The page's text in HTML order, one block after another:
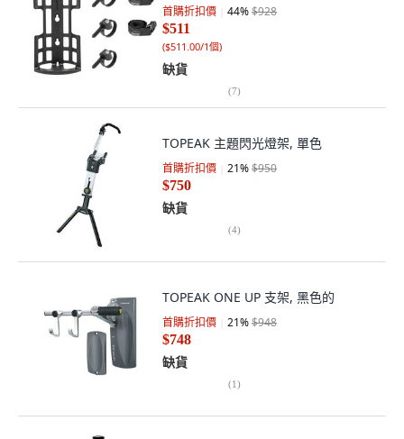
首購折扣價 44%$928
$511
($511.00/1個)
缺貨
(7)
TOPEAK 主題閃光燈架, 單色
首購折扣價 21%$950
$750
缺貨
(4)
TOPEAK ONE UP 支架, 黑色的
首購折扣價 21%$948
$748
缺貨
(1)